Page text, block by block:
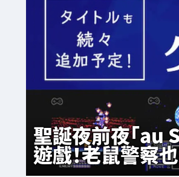
聖誕夜前夜「
遊戲！老鼠警察